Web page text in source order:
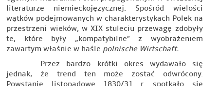
literaturze niemieckojęzycznej. Spośród wielości
wątków podejmowanych w charakterystykach Polek na
przestrzeni wieków, w XIX stuleciu przewagę zdobyły
te, które były „kompatybilne” z wyobrażeniem
zawartym właśnie w haśle polnische Wirtschaft.
Przez bardzo krótki okres wydawało się
jednak, że trend ten może zostać odwrócony.
Powstanie listopadowe 1830/31 r. spotkało się